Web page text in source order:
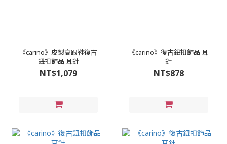
《carino》皮製高跟鞋復古
鈕扣飾品 耳針
NT$1,079
《carino》復古鈕扣飾品 耳
針
NT$878